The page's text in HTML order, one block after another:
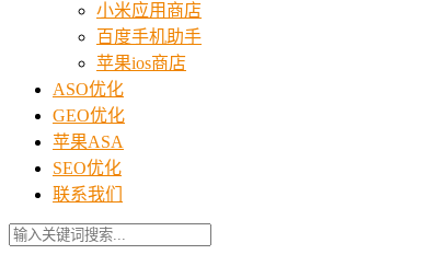
小米应用商店
百度手机助手
苹果ios商店
ASO优化
GEO优化
苹果ASA
SEO优化
联系我们